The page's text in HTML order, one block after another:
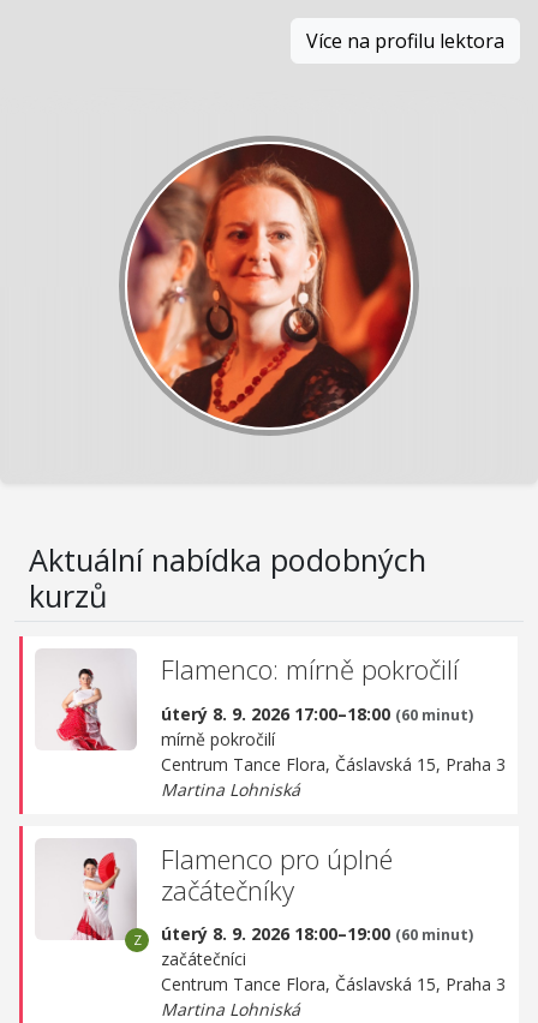
Více na profilu lektora
Aktuální nabídka podobných
kurzů
Flamenco: mírně pokročilí
úterý 8. 9. 2026 17:00–18:00 (60 minut)
mírně pokročilí
Centrum Tance Flora, Čáslavská 15, Praha 3
Martina Lohniská
Flamenco pro úplné
začátečníky
úterý 8. 9. 2026 18:00–19:00 (60 minut)
začátečníci
Centrum Tance Flora, Čáslavská 15, Praha 3
Martina Lohniská